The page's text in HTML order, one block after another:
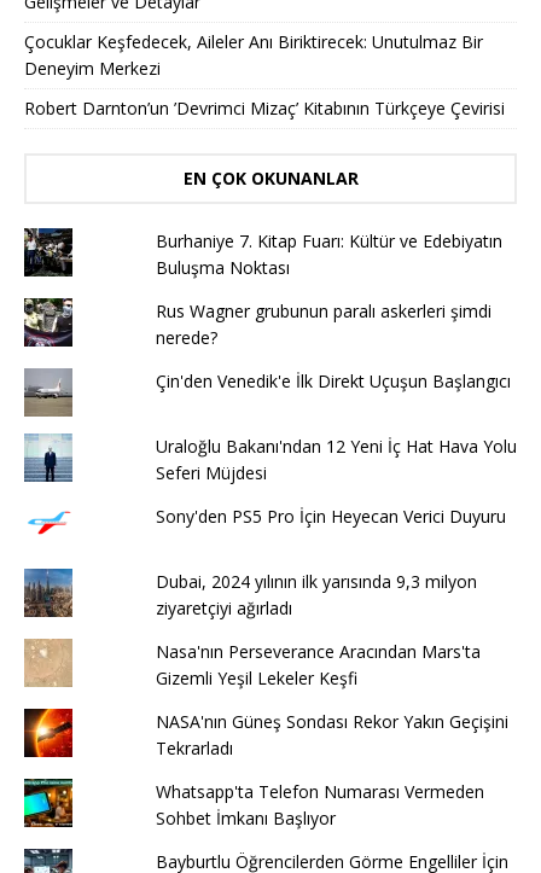
Çocuklar Keşfedecek, Aileler Anı Biriktirecek: Unutulmaz Bir
Deneyim Merkezi
Robert Darnton’un ’Devrimci Mizaç’ Kitabının Türkçeye Çevirisi
EN ÇOK OKUNANLAR
Burhaniye 7. Kitap Fuarı: Kültür ve Edebiyatın
Buluşma Noktası
Rus Wagner grubunun paralı askerleri şimdi
nerede?
Çin'den Venedik'e İlk Direkt Uçuşun Başlangıcı
Uraloğlu Bakanı'ndan 12 Yeni İç Hat Hava Yolu
Seferi Müjdesi
Sony'den PS5 Pro İçin Heyecan Verici Duyuru
Dubai, 2024 yılının ilk yarısında 9,3 milyon
ziyaretçiyi ağırladı
Nasa'nın Perseverance Aracından Mars'ta
Gizemli Yeşil Lekeler Keşfi
NASA'nın Güneş Sondası Rekor Yakın Geçişini
Tekrarladı
Whatsapp'ta Telefon Numarası Vermeden
Sohbet İmkanı Başlıyor
Bayburtlu Öğrencilerden Görme Engelliler İçin